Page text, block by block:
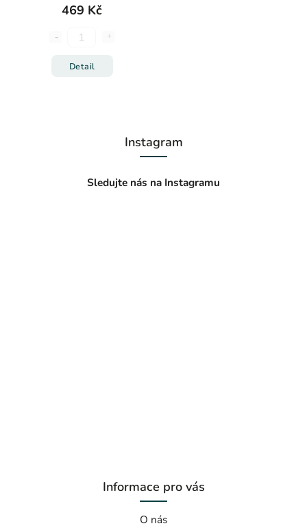
469 Kč
Detail
Instagram
Sledujte nás na Instagramu
Informace pro vás
O nás